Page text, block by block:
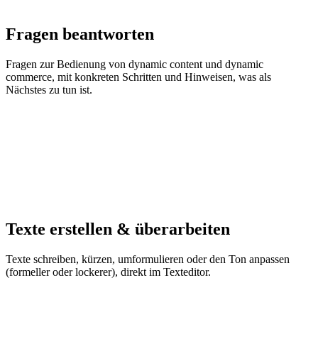
Fragen beantworten
Fragen zur Bedienung von dynamic content und dynamic
commerce, mit konkreten Schritten und Hinweisen, was als
Nächstes zu tun ist.
Texte erstellen & überarbeiten
Texte schreiben, kürzen, umformulieren oder den Ton anpassen
(formeller oder lockerer), direkt im Texteditor.